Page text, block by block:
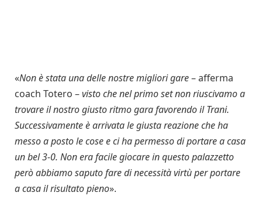
«Non è stata una delle nostre migliori gare– afferma
coach Totero –visto che nel primo set non riuscivamo a
trovare il nostro giusto ritmo gara favorendo il Trani.
Successivamente è arrivata le giusta reazione che ha
messo a posto le cose e ci ha permesso di portare a casa
un bel 3-0. Non era facile giocare in questo palazzetto
però abbiamo saputo fare di necessità virtù per portare
a casa il risultato pieno».